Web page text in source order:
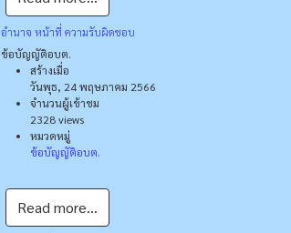
อำนาจ หน้าที่ ความรับผิดชอบ
ข้อบัญญัติอบต.
สร้างเมื่อ
วันพุธ, 24 พฤษภาคม 2566
จำนวนผู้เข้าชม
2328 views
หมวดหมู่
ข้อบัญญัติอบต.
Read more...